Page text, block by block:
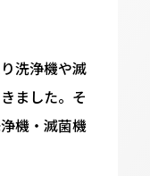
洗浄機や滅
ました。そ
機・滅菌機